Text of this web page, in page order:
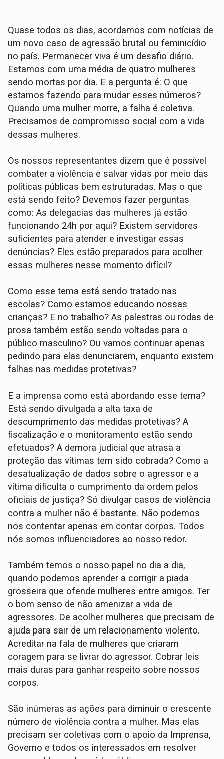
Quase todos os dias, acordamos com notícias de
um novo caso de agressão brutal ou feminicídio
no país. Permanecer viva é um desafio diário.
Estamos com uma média de quatro mulheres
sendo mortas por dia. E a pergunta é: O que
estamos fazendo para mudar esses números?
Quando uma mulher morre, a falha é coletiva.
Precisamos de compromisso social com a vida
dessas mulheres.
Os nossos representantes dizem que é possível
combater a violência e salvar vidas por meio das
políticas públicas bem estruturadas. Mas o que
está sendo feito? Devemos fazer perguntas
como: As delegacias das mulheres já estão
funcionando 24h por aqui? Existem servidores
suficientes para atender e investigar essas
denúncias? Eles estão preparados para acolher
essas mulheres nesse momento difícil?
Como esse tema está sendo tratado nas
escolas? Como estamos educando nossas
crianças? E no trabalho? As palestras ou rodas de
prosa também estão sendo voltadas para o
público masculino? Ou vamos continuar apenas
pedindo para elas denunciarem, enquanto existem
falhas nas medidas protetivas?
E a imprensa como está abordando esse tema?
Está sendo divulgada a alta taxa de
descumprimento das medidas protetivas? A
fiscalização e o monitoramento estão sendo
efetuados? A demora judicial que atrasa a
proteção das vítimas tem sido cobrada? Como a
desatualização de dados sobre o agressor e a
vítima dificulta o cumprimento da ordem pelos
oficiais de justiça? Só divulgar casos de violência
contra a mulher não é bastante. Não podemos
nos contentar apenas em contar corpos. Todos
nós somos influenciadores ao nosso redor.
Também temos o nosso papel no dia a dia,
quando podemos aprender a corrigir a piada
grosseira que ofende mulheres entre amigos. Ter
o bom senso de não amenizar a vida de
agressores. De acolher mulheres que precisam de
ajuda para sair de um relacionamento violento.
Acreditar na fala de mulheres que criaram
coragem para se livrar do agressor. Cobrar leis
mais duras para ganhar respeito sobre nossos
corpos.
São inúmeras as ações para diminuir o crescente
número de violência contra a mulher. Mas elas
precisam ser coletivas com o apoio da Imprensa,
Governo e todos os interessados em resolver